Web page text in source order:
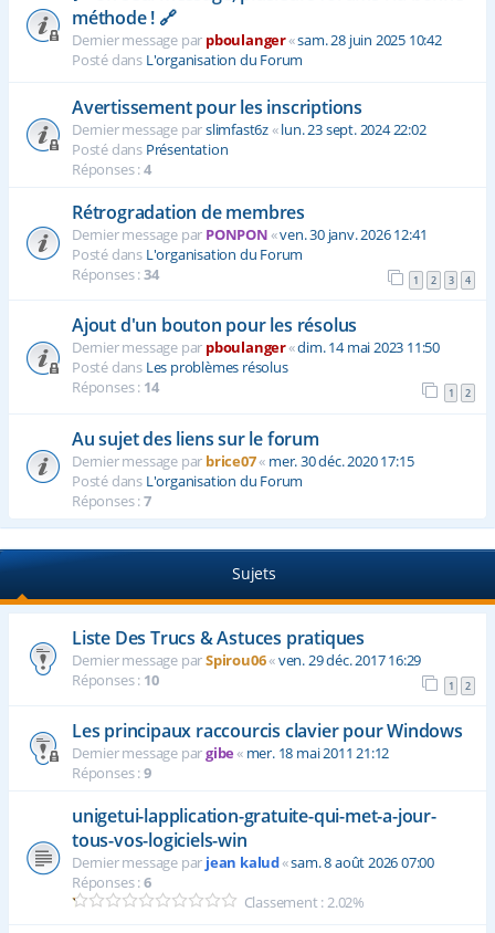
méthode ! 🔗
Dernier message par pboulanger«sam. 28 juin 2025 10:42
Posté dans L'organisation du Forum
Avertissement pour les inscriptions
Dernier message parslimfast6z«lun. 23 sept. 2024 22:02
Posté dans Présentation
Réponses :4
Rétrogradation de membres
Dernier message par PONPON«ven. 30 janv. 2026 12:41
Posté dans L'organisation du Forum
Réponses :34 1 2 3 4
Ajout d'un bouton pour les résolus
Dernier message par pboulanger«dim. 14 mai 2023 11:50
Posté dans Les problèmes résolus
Réponses : 14 1 2
Au sujet des liens sur le forum
Dernier message par brice07« mer. 30 déc. 2020 17:15
Posté dans L'organisation du Forum
Réponses :7
Sujets
Liste Des Trucs & Astuces pratiques
Dernier message parSpirou06«ven. 29 déc. 2017 16:29
Réponses : 10 1 2
Les principaux raccourcis clavier pour Windows
Dernier message pargibe« mer. 18 mai 2011 21:12
Réponses :9
unigetui-lapplication-gratuite-qui-met-a-jour-
tous-vos-logiciels-win
Dernier message par jean kalud«sam. 8 août 2026 07:00
Réponses :6
Classement : 2.02%